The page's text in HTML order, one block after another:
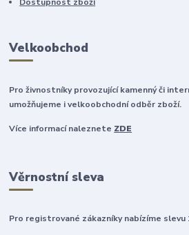
Velkoobchod
Pro živnostníky provozující kamenný či
umožňujeme i velkoobchodní odběr zboží.
Více informací naleznete ZDE
Věrnostní sleva
Pro registrované zákazníky nabízíme slevu